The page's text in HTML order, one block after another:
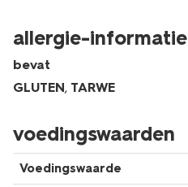
allergie-informatie
bevat
GLUTEN, TARWE
voedingswaarden
Voedingswaarde